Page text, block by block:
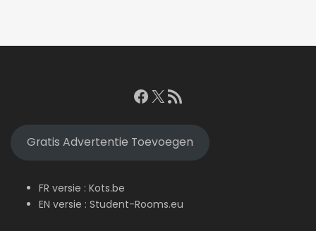
Facebook
X RSS feed
Gratis Advertentie Toevoegen
FR versie : Kots.be
EN versie : Student-Rooms.eu